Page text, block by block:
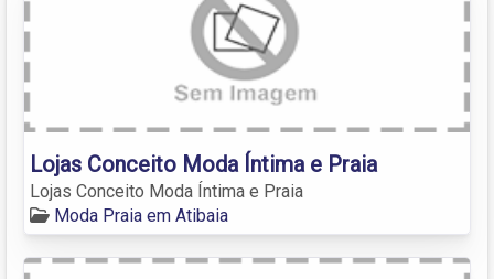
Lojas Conceito Moda Íntima e Praia
Lojas Conceito Moda Íntima e Praia
Moda Praia em Atibaia